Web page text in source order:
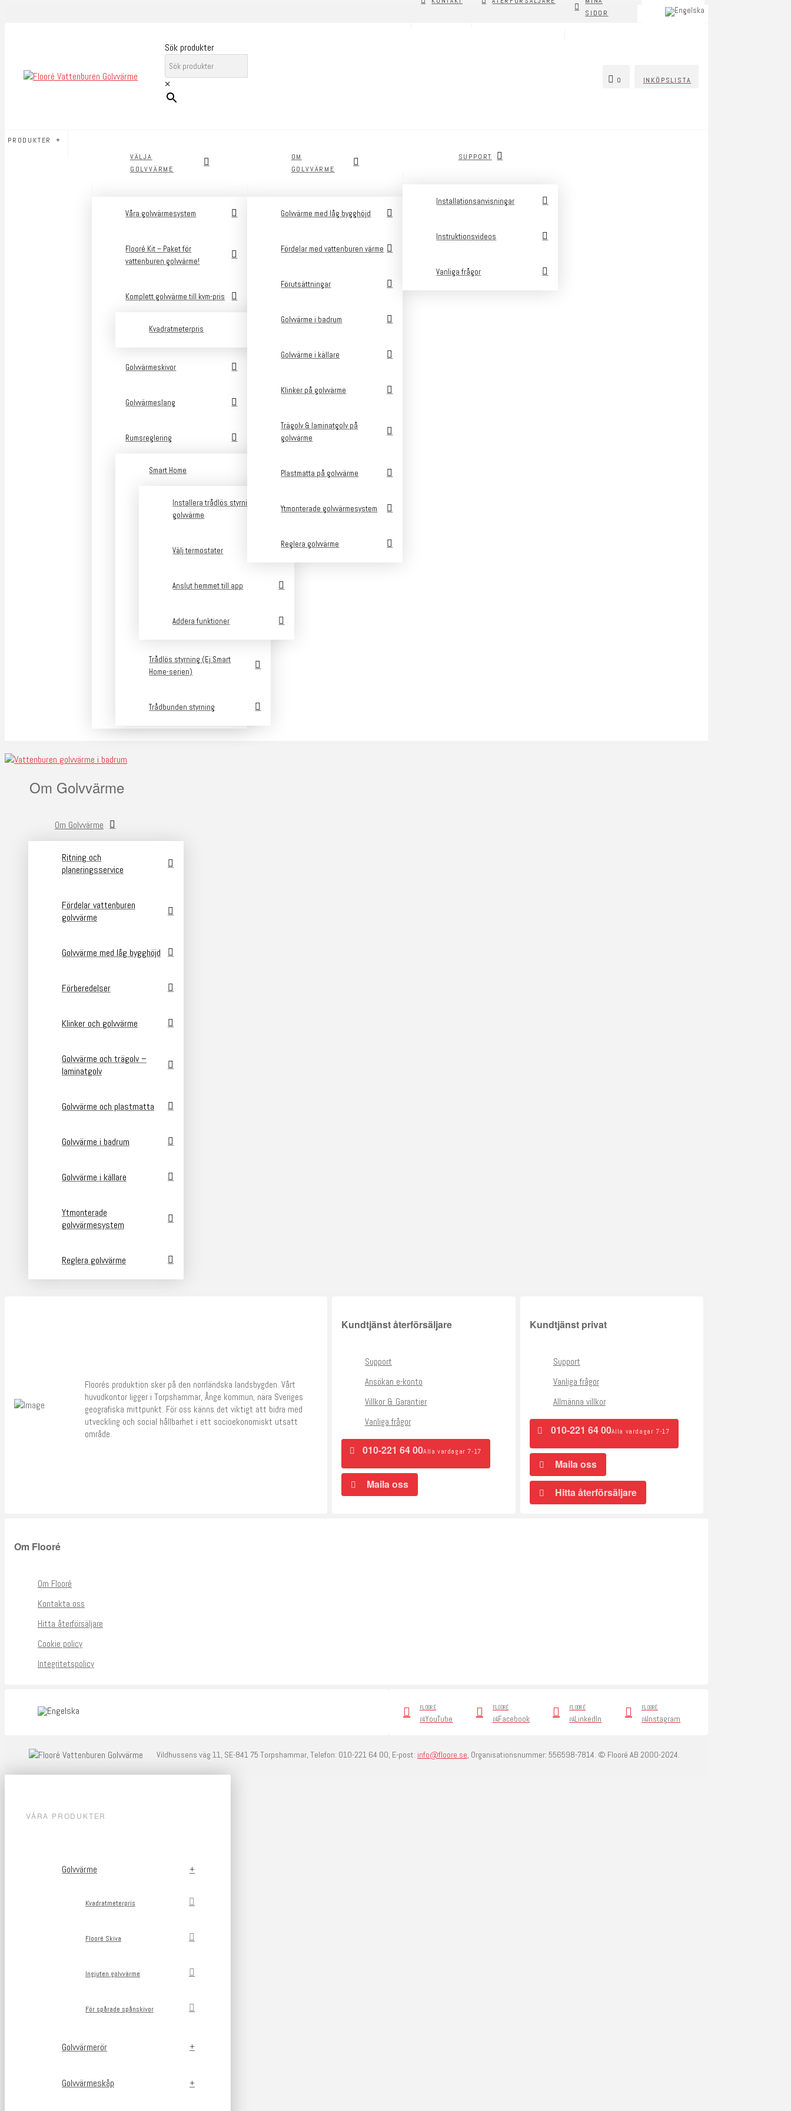
SIDOR
Sök produkter
× 0 INKÖPSLISTA
PRODUKTER
VÄLJA
GOLVVÄRME
Våra golvvärmesystem
Flooré Kit – Paket för
vattenburen golvvärme!
Komplett golvvärme till kvm-pris
Kvadratmeterpris
Golvvärmeskivor
Golvvärmeslang
Rumsreglering
Smart Home
Installera trådlös styrning av
golvvärme
Välj termostater
Anslut hemmet till app
Addera funktioner
Trådlös styrning (Ej Smart
Home-serien)
Trådbunden styrning
OM
GOLVVÄRME
Golvvärme med låg bygghöjd
Fördelar med vattenburen värme
Förutsättningar
Golvvärme i badrum
Golvvärme i källare
Klinker på golvvärme
Trägolv & laminatgolv på
golvvärme
Plastmatta på golvvärme
Ytmonterade golvvärmesystem
Reglera golvvärme
SUPPORT
Installationsanvisningar
Instruktionsvideos
Vanliga frågor
Om Golvvärme
Om Golvvärme
Ritning och
planeringsservice
Fördelar vattenburen
golvvärme
Golvvärme med låg bygghöjd
Förberedelser
Klinker och golvvärme
Golvvärme och trägolv –
laminatgolv
Golvvärme och plastmatta
Golvvärme i badrum
Golvvärme i källare
Ytmonterade
golvvärmesystem
Reglera golvvärme
Floorés produktion sker på den norrländska landsbygden. Vårt
huvudkontor ligger i Torpshammar, Ånge kommun, nära Sveriges
geografiska mittpunkt. För oss känns det viktigt att bidra med
utveckling och social hållbarhet i ett socioekonomiskt utsatt
område.
Kundtjänst återförsäljare
Support
Ansökan e-konto
Villkor & Garantier
Vanliga frågor
010-221 64 00Alla vardagar 7-17
Maila oss
Kundtjänst privat
Support
Vanliga frågor
Allmänna villkor
010-221 64 00Alla vardagar 7-17
Maila oss
Hitta återförsäljare
Om Flooré
Om Flooré
Kontakta oss
Hitta återförsäljare
Cookie policy
Integritetspolicy
FLOORÉ
PÅYouTube
FLOORÉ
PÅFacebook
FLOORÉ
PÅLinkedIn
FLOORÉ
PÅInstagram
Vildhussens väg 11, SE-841 75 Torpshammar, Telefon: 010-221 64 00, E-post: info@floore.se, Organisationsnummer: 556598-7814. © Flooré AB 2000-2024.
VÅRA PRODUKTER
Golvvärme
Kvadratmeterpris
Flooré Skiva
Ingjuten golvvärme
För spårade spånskivor
Golvvärmerör
Golvvärmeskåp